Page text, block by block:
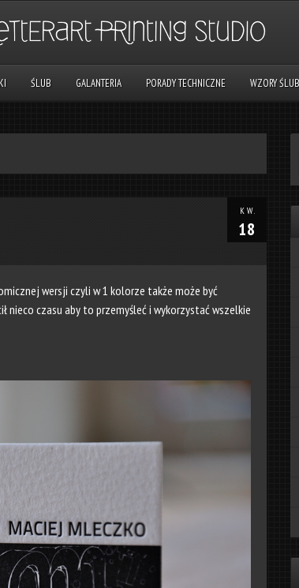
ŚLUB GALANTERIA PORADY TECHNICZNE WZORY
KW.
18
wersji czyli w 1 kolorze także może być
nieco czasu aby to przemyśleć i wykorzystać wszelkie